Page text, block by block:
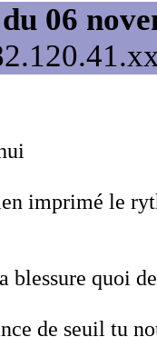
06
imprimé le
quoi
de seuil tu